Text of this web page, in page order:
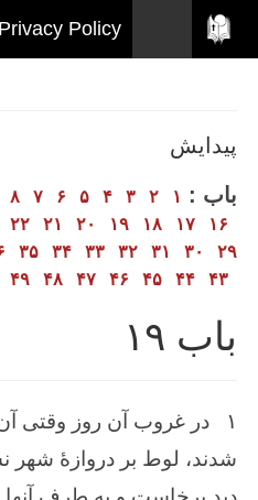
Privacy Policy
پیدایش
باب : ۱ ۲ ۳ ۴ ۵ ۶ ۷ ۸
۱۶
۱۷ ۱۸ ۱۹ ۲۰ ۲۱ ۲۲
۲۹
۳۰ ۳۱ ۳۲ ۳۳ ۳۴ ۳۵
۴۳
۴۴ ۴۵ ۴۶ ۴۷ ۴۸ ۴۹
باب ۱۹
۱
در غروب ‌آن‌ روز وقتی
شدند، لوط‌ بر دروازهٔ شهر